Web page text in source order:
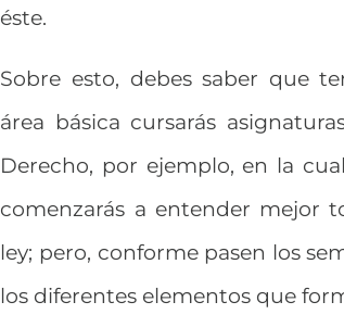
éste.
Sobre esto, debes saber que
área básica cursarás
Derecho, por ejemplo, en la
comenzarás a entender mejor
ley; pero, conforme pasen los
los diferentes elementos que